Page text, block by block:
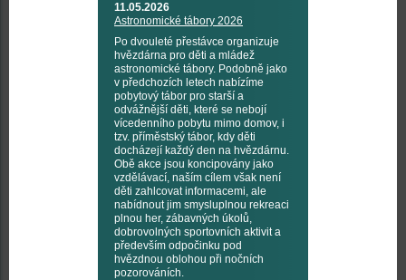
11.05.2026
Astronomické tábory 2026
Po dvouleté přestávce organizuje
hvězdárna pro děti a mládež
astronomické tábory. Podobně jako
v předchozích letech nabízíme
pobytový tábor pro starší a
odvážnější děti, které se nebojí
vícedenního pobytu mimo domov, i
tzv. příměstský tábor, kdy děti
docházejí každý den na hvězdárnu.
Obě akce jsou koncipovány jako
vzdělávací, naším cílem však není
děti zahlcovat informacemi, ale
nabídnout jim smysluplnou rekreaci
plnou her, zábavných úkolů,
dobrovolných sportovních aktivit a
především odpočinku pod
hvězdnou oblohou při nočních
pozorováních.